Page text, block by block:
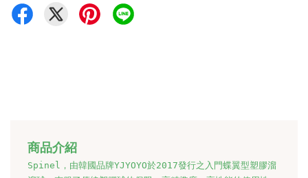
商品介紹
Spinel，由韓國品牌YJYOYO於2017發行之入門蝶翼型塑膠溜